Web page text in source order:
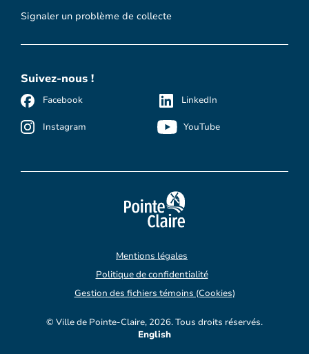
Signaler un problème de collecte
Suivez-nous !
Facebook
Instagram
LinkedIn
YouTube
© Ville de Pointe-Claire, 2026. Tous droits réservés.
Mentions légales
Politique de confidentialité
Gestion des fichiers témoins (Cookies)
English